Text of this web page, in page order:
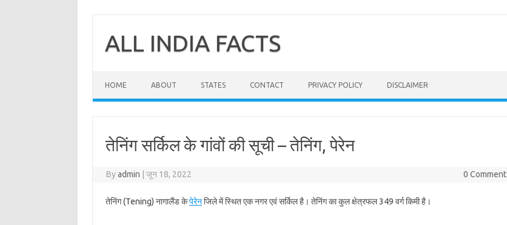
contentALL INDIA FACTS
HOME ABOUT STATES CONTACT PRIVACY POLICY DISCLAIMER
तेनिंग सर्किल के गांवों की सूची – तेनिंग, पेरेन
Byadmin जून 18, 2022 0 Comment
तेनिंग (Tening) नागालैंड केपेरेनजिले में स्थित एक नगर एवं सर्किल है। तेनिंग का कुल क्षेत्रफल 349 वर्ग किमी है।